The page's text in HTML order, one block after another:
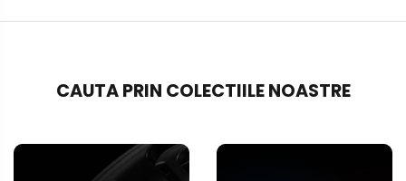
CAUTA PRIN COLECTIILE NOASTRE